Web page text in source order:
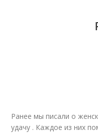
Ранее мы писали о
удачу . Каждое из них